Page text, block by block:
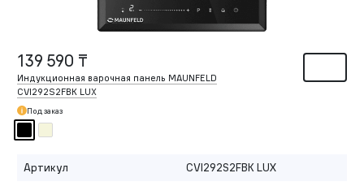
139 590 ₸
Индукционная варочная панель MAUNFELD
CVI292S2FBK LUX
Под заказ
Артикул
CVI292S2FBK LUX